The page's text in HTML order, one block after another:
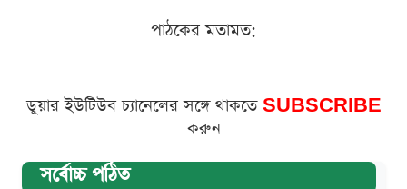
পাঠকের মতামত:
ডুয়ার ইউটিউব চ্যানেলের সঙ্গে থাকতে SUBSCRIBE
করুন
সর্বোচ্চ পঠিত